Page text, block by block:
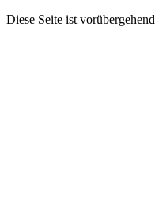
Diese Seite ist